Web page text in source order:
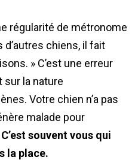
régularité de métronome
d’autres chiens, il fait
» C’est une erreur
la nature
Votre chien n’a pas
malade pour
C’est souvent vous qui
la place.